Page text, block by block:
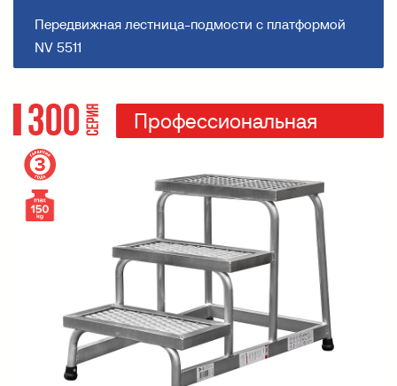
Передвижная лестница-подмости с платформой
NV 5511
Профессиональная